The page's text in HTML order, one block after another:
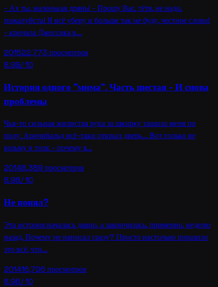
- Ах ты, маленькая дрянь! - Прошу Вас, тётя, не надо,
пожалуйста! Я всё уберу и больше так не буду, честное слово!
- кричала Джессика в…
201522,773 просмотров
8.99/ 10
История одного "мима". Часть шестая - И снова
проблемы
Чья-то сильная жилистая рука за шкирку тащила меня по
полу. Аричибальд всё-таки открыл дверь... Вот только не
возьму в толк - почему я…
20146,389 просмотров
8.96/ 10
Не понял?
Эта история началась давно, а закончилась, примерно, неделю
назад. Почему не написал сразу? Просто настолько поразило
это всё, что…
201416,706 просмотров
8.96/ 10